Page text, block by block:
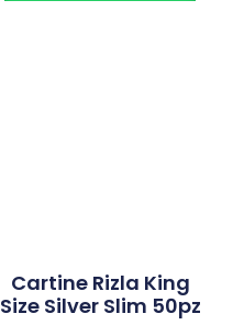
Cartine Rizla King
Size Silver Slim 50pz